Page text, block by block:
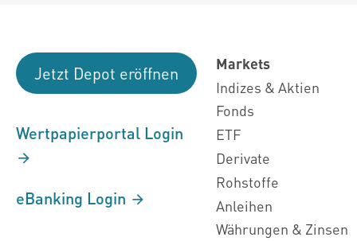
Jetzt Depot eröffnen
Wertpapierportal Login
eBanking Login
Markets
Indizes & Aktien
Fonds
ETF
Derivate
Rohstoffe
Anleihen
Währungen & Zinsen